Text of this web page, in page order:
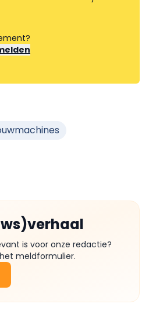
is voor onze redactie?
meldformulier.